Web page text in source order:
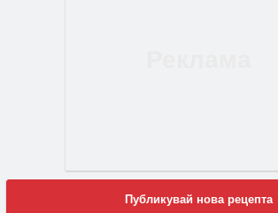
Публикувай нова рецепта